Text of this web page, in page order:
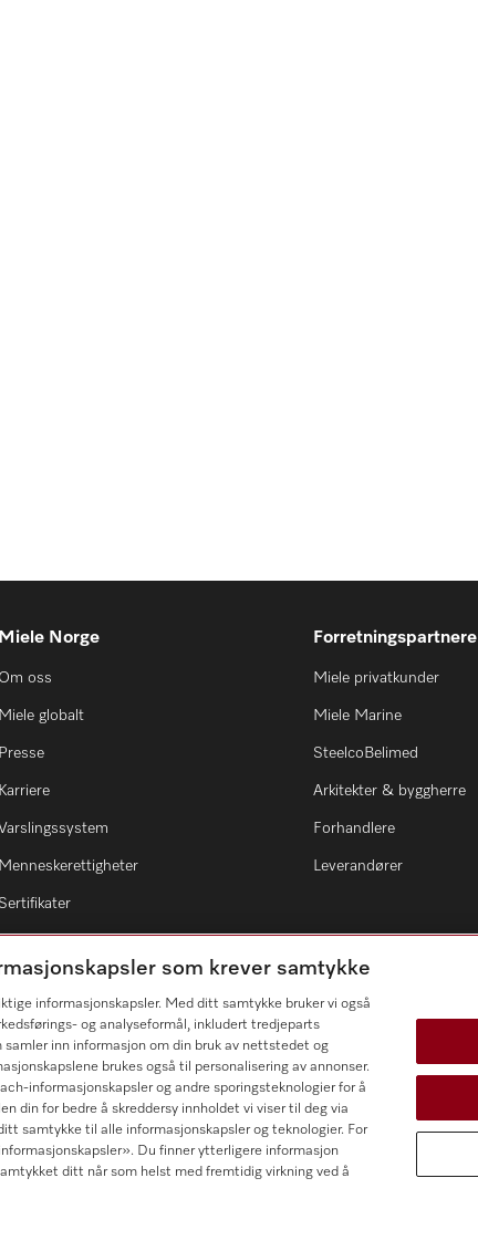
Miele Norge
Om oss
Miele globalt
Presse
Karriere
Menneskerettigheter
Sertifikater
Forretningspartnere
Miele privatkunder
Miele Marine
SteelcoBelimed
Arkitekter & byggherre
Forhandlere
Leverandører
som krever samtykke
informasjonskapsler. Med ditt samtykke bruker vi også
og analyseformål, inkludert tredjeparts
inn informasjon om din bruk av nettstedet og
brukes også til personalisering av annonser.
informasjonskapsler og andre sporingsteknologier for å
din for bedre å skreddersy innholdet vi viser til deg via
samtykke til alle informasjonskapsler og teknologier. For
Du finner ytterligere informasjon
ditt når som helst med fremtidig virkning ved å